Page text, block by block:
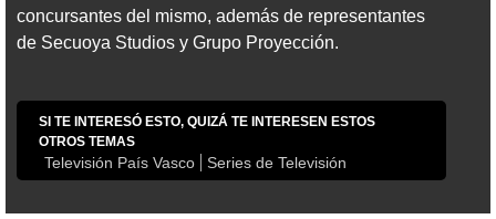
concursantes del mismo, además de representantes
de Secuoya Studios y Grupo Proyección.
SI TE INTERESÓ ESTO, QUIZÁ TE INTERESEN ESTOS
OTROS TEMAS
Televisión País Vasco Series de Televisión